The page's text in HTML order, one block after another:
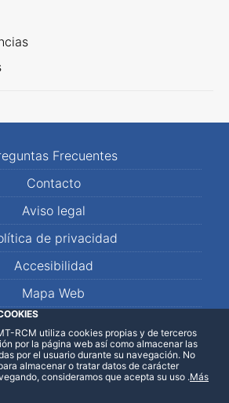
Frecuentes
Contacto
Aviso legal
de privacidad
Accesibilidad
Mapa Web
RCM utiliza cookies propias y de terceros
por la página web así como almacenar las
por el usuario durante su navegación. No
almacenar o tratar datos de carácter
consideramos que acepta su uso .Más